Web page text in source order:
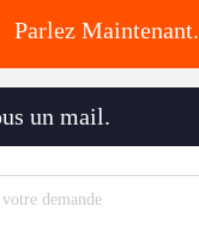
Parlez Maintenant.
un mail.